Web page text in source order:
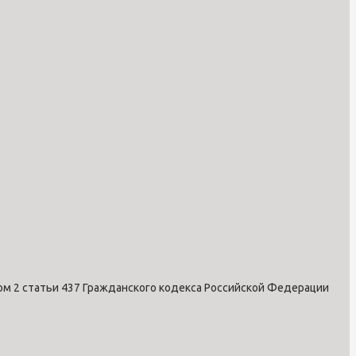
2 статьи 437 Гражданского кодекса Российской Федерации